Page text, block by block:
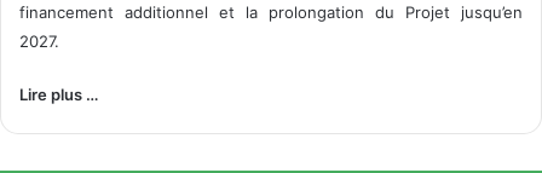
financement additionnel et la prolongation du Projet jusqu’en
2027.
Lire plus …